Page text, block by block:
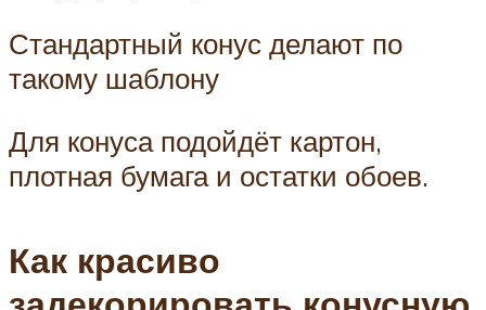
Стандартный конус делают по
такому шаблону
Для конуса подойдёт картон,
плотная бумага и остатки обоев.
Как красиво